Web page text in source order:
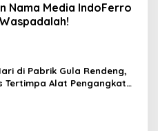
Nama Media IndoFerro
di Pabrik Gula Rendeng,
Tertimpa Alat Pengangkat